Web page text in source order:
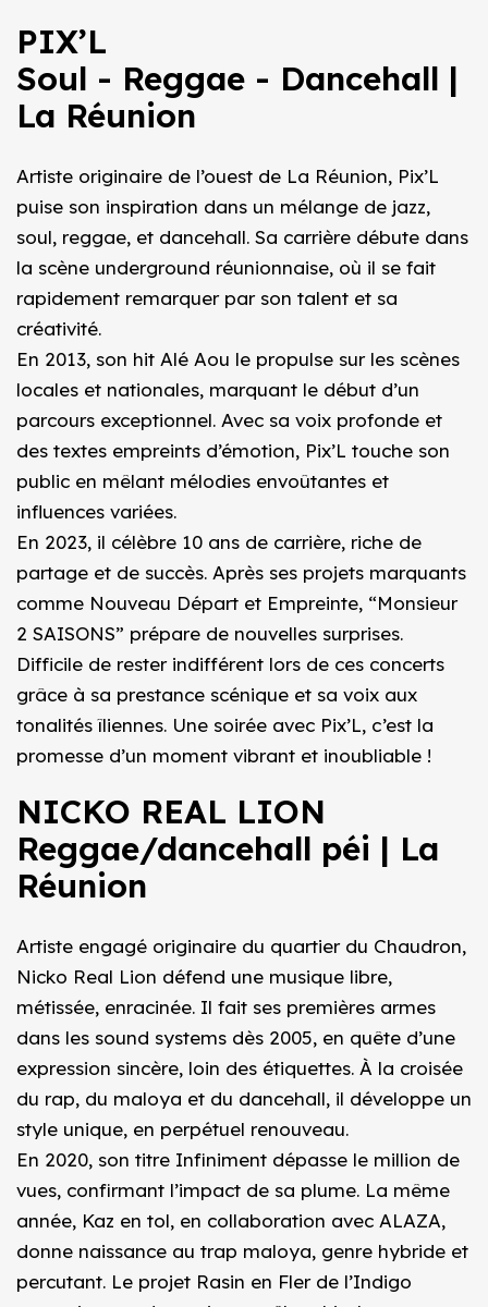
PIX’L
Soul - Reggae - Dancehall |
La Réunion
Artiste originaire de l’ouest de La Réunion, Pix’L
puise son inspiration dans un mélange de jazz,
soul, reggae, et dancehall. Sa carrière débute dans
la scène underground réunionnaise, où il se fait
rapidement remarquer par son talent et sa
créativité.
En 2013, son hit Alé Aou le propulse sur les scènes
locales et nationales, marquant le début d’un
parcours exceptionnel. Avec sa voix profonde et
des textes empreints d’émotion, Pix’L touche son
public en mêlant mélodies envoûtantes et
influences variées.
En 2023, il célèbre 10 ans de carrière, riche de
partage et de succès. Après ses projets marquants
comme Nouveau Départ et Empreinte, “Monsieur
2 SAISONS” prépare de nouvelles surprises.
Difficile de rester indifférent lors de ces concerts
grâce à sa prestance scénique et sa voix aux
tonalités îliennes. Une soirée avec Pix’L, c’est la
promesse d’un moment vibrant et inoubliable !
NICKO REAL LION
Reggae/dancehall péi | La
Réunion
Artiste engagé originaire du quartier du Chaudron,
Nicko Real Lion défend une musique libre,
métissée, enracinée. Il fait ses premières armes
dans les sound systems dès 2005, en quête d’une
expression sincère, loin des étiquettes. À la croisée
du rap, du maloya et du dancehall, il développe un
style unique, en perpétuel renouveau.
En 2020, son titre Infiniment dépasse le million de
vues, confirmant l’impact de sa plume. La même
année, Kaz en tol, en collaboration avec ALAZA,
donne naissance au trap maloya, genre hybride et
percutant. Le projet Rasin en Fler de l’Indigo